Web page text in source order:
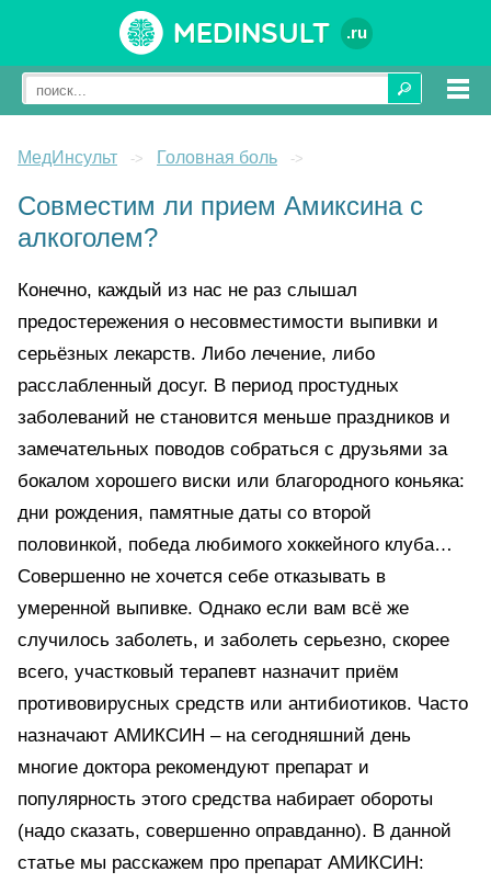
Medinsult .ru
МедИнсульт -> Головная боль ->
Совместим ли прием Амиксина с
алкоголем?
Конечно, каждый из нас не раз слышал
предостережения о несовместимости выпивки и
серьёзных лекарств. Либо лечение, либо
расслабленный досуг. В период простудных
заболеваний не становится меньше праздников и
замечательных поводов собраться с друзьями за
бокалом хорошего виски или благородного коньяка:
дни рождения, памятные даты со второй
половинкой, победа любимого хоккейного клуба…
Совершенно не хочется себе отказывать в
умеренной выпивке. Однако если вам всё же
случилось заболеть, и заболеть серьезно, скорее
всего, участковый терапевт назначит приём
противовирусных средств или антибиотиков. Часто
назначают АМИКСИН – на сегодняшний день
многие доктора рекомендуют препарат и
популярность этого средства набирает обороты
(надо сказать, совершенно оправданно). В данной
статье мы расскажем про препарат АМИКСИН: